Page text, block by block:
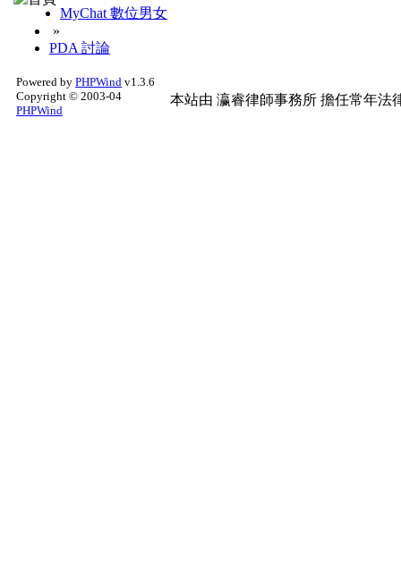
MyChat 數位男女
»
PDA 討論
Powered by PHPWind v1.3.6
Copyright © 2003-04
PHPWind
本站由 瀛睿律師事務所 擔任常年法